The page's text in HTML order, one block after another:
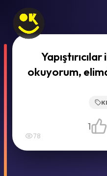
okuyorum,
78
1